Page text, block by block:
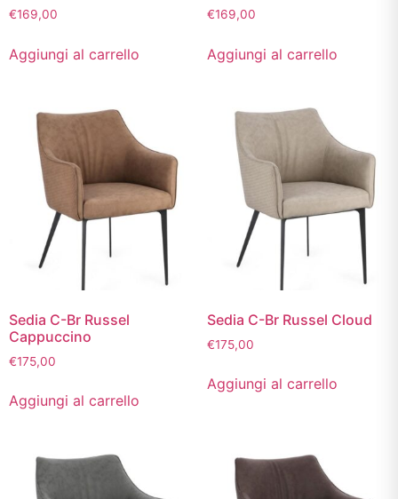
€169,00
Aggiungi al carrello
€169,00
Aggiungi al carrello
Sedia C-Br Russel
Cappuccino
€175,00
Aggiungi al carrello
Sedia C-Br Russel Cloud
€175,00
Aggiungi al carrello